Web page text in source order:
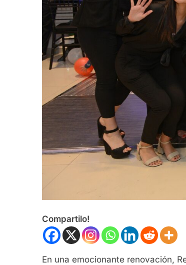
Compartilo!
En una emocionante renovación,